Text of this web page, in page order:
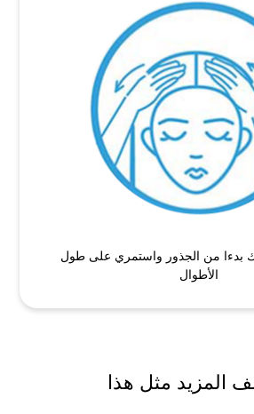
من الجذور واستمري على طول
الأطوال
المزيد مثل هذا